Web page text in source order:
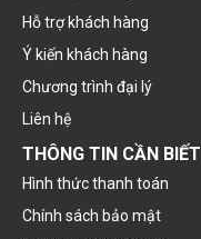
Hỗ trợ khách hàng
Ý kiến khách hàng
Chương trình đại lý
Liên hệ
THÔNG TIN CẦN BIẾT
Hình thức thanh toán
Chính sách bảo mật